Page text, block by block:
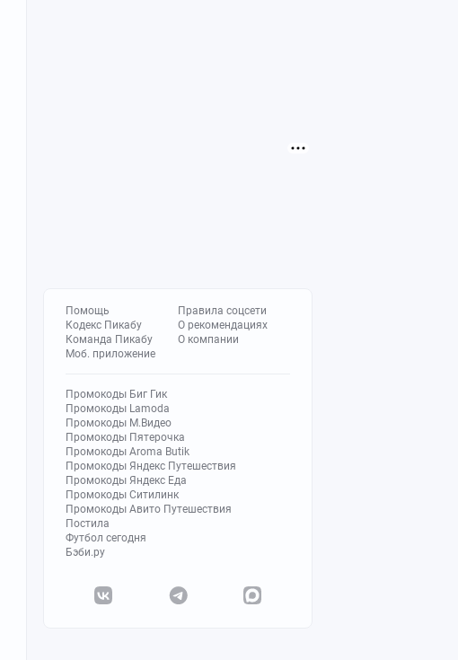
Помощь
Кодекс Пикабу
Команда Пикабу
Моб. приложение
Правила соцсети
О рекомендациях
О компании
Промокоды Биг Гик
Промокоды Lamoda
Промокоды М.Видео
Промокоды Пятерочка
Промокоды Aroma Butik
Промокоды Яндекс Путешествия
Промокоды Яндекс Еда
Промокоды Ситилинк
Промокоды Авито Путешествия
Постила
Футбол сегодня
Бэби.ру